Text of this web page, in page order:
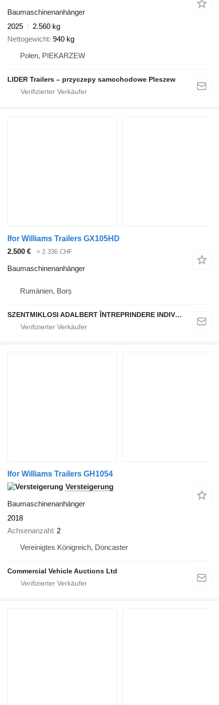
Baumaschinenanhänger
2025
2.560 kg
Nettogewicht 940 kg
Polen, PIEKARZEW
LIDER Trailers – przyczepy samochodowe Pleszew
Ifor Williams Trailers GX105HD
2.500 €
≈ 2.336 CHF
Baumaschinenanhänger
Rumänien, Borș
SZENTMIKLOSI ADALBERT ÎNTREPRINDERE INDIVIDUALĂ
Ifor Williams Trailers GH1054
Versteigerung
Baumaschinenanhänger
2018
Achsenanzahl 2
Vereinigtes Königreich, Doncaster
Commercial Vehicle Auctions Ltd